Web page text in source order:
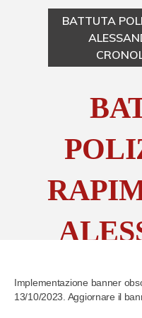
Chi è Paolo Ferrari
BATTUTA
Implementazione banner
13/10/2023. Aggiornare il